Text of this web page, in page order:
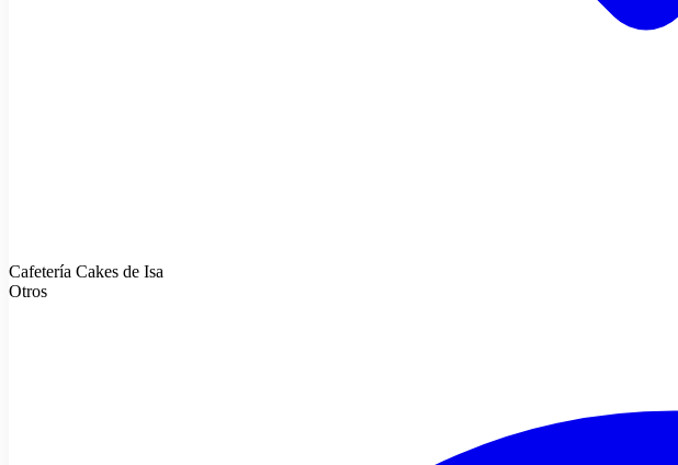
Cafetería Cakes de Isa
Otros